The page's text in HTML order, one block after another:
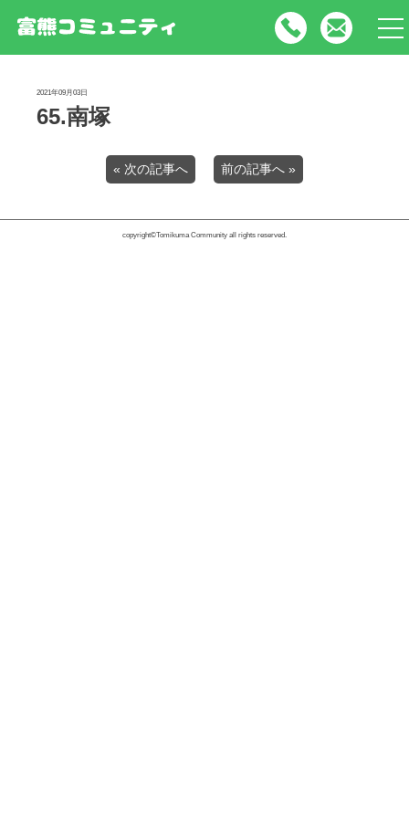
2021年09月03日
65.南塚
« 次の記事へ 前の記事へ »
copyright©Tomikuma Community all rights reserved.